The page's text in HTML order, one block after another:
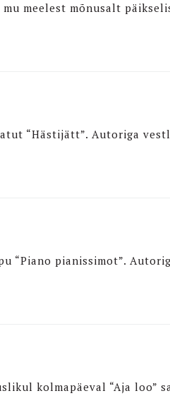
meelest mõnusalt
“Hästijätt”. Autoriga
“Piano pianissimot”.
kolmapäeval “Aja loo”